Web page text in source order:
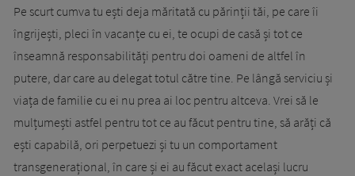
Pe scurt cumva tu ești deja măritată cu părinții tăi, pe care îi
îngrijești, pleci în vacanțe cu ei, te ocupi de casă și tot ce
înseamnă responsabilități pentru doi oameni de altfel în
putere, dar care au delegat totul către tine. Pe lângă serviciu și
viața de familie cu ei nu prea ai loc pentru altceva. Vrei să le
mulțumești astfel pentru tot ce au făcut pentru tine, să arăți că
ești capabilă, ori perpetuezi și tu un comportament
transgenerațional, în care și ei au făcut exact același lucru